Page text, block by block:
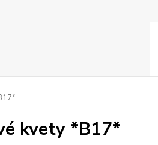
kvety *B17*